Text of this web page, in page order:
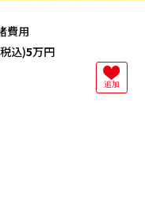
費用
込)5万円
追加